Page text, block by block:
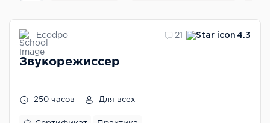
Ecodpo 21 4.3
Звукорежиссер
250 часов Для всех